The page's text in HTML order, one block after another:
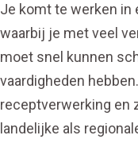
Je komt te werken in
waarbij je met veel
moet snel kunnen
vaardigheden
receptverwerking en
landelijke als